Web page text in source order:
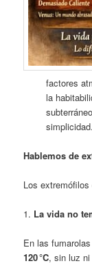
factores
la
simplicidad.
Hablemos de
Los
1. La vida no
En las
120 °C, sin luz